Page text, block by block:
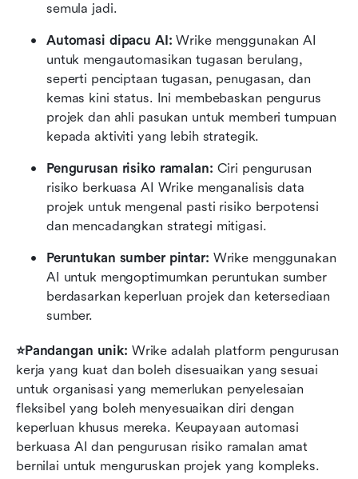
semula jadi.
Automasi dipacu AI: Wrike menggunakan AI
untuk mengautomasikan tugasan berulang,
seperti penciptaan tugasan, penugasan, dan
kemas kini status. Ini membebaskan pengurus
projek dan ahli pasukan untuk memberi tumpuan
kepada aktiviti yang lebih strategik.
Pengurusan risiko ramalan: Ciri pengurusan
risiko berkuasa AI Wrike menganalisis data
projek untuk mengenal pasti risiko berpotensi
dan mencadangkan strategi mitigasi.
Peruntukan sumber pintar: Wrike menggunakan
AI untuk mengoptimumkan peruntukan sumber
berdasarkan keperluan projek dan ketersediaan
sumber.
⭐Pandangan unik: Wrike adalah platform pengurusan
kerja yang kuat dan boleh disesuaikan yang sesuai
untuk organisasi yang memerlukan penyelesaian
fleksibel yang boleh menyesuaikan diri dengan
keperluan khusus mereka. Keupayaan automasi
berkuasa AI dan pengurusan risiko ramalan amat
bernilai untuk menguruskan projek yang kompleks.